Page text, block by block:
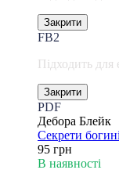
Закрити
FB2
Підходить для
Закрити
PDF
Дебора Блейк
Секрети
95 грн
В наявності